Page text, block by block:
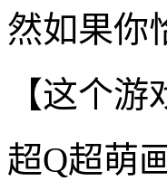
然如果你
【这个
超Q超萌